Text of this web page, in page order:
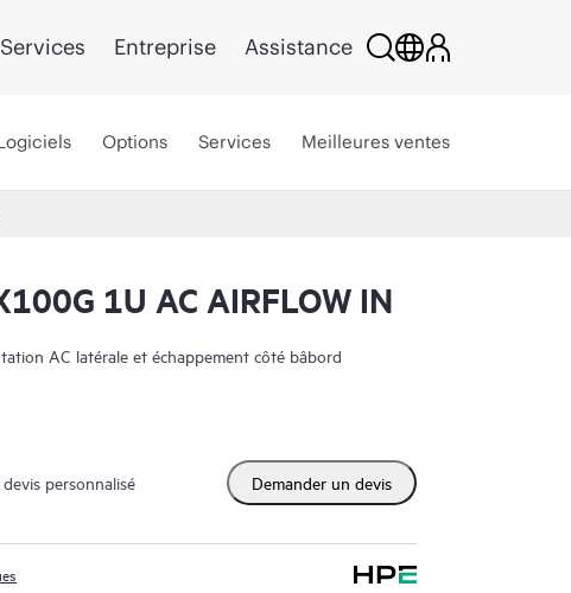
Services Entreprise Assistance
Options Services Meilleures ventes
1U AC AIRFLOW IN
AC latérale et échappement côté bâbord
personnalisé Demander un devis